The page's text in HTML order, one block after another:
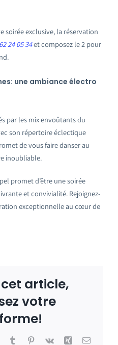
soirée exclusive, la réservation
24 05 34et composez le 2 pour
une ambiance électro
par les mix envoûtants du
son répertoire éclectique
de vous faire danser au
inoubliable.
promet d’être une soirée
et convivialité. Rejoignez-
exceptionnelle au cœur de
article,
votre
TumblrPinterest
Vk Xing Email